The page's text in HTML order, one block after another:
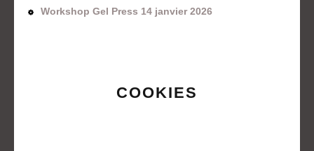
Workshop Gel Press 14 janvier 2026
COOKIES